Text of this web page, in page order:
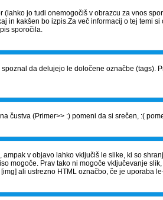
jo tudi onemogočiš v obrazcu za vnos
kakšen bo izpis.Za več informacij o tej temi
sporočila.
da delujejo le določene označbe
čustva (Primer>> :) pomeni da si srečen, :(
v objavo lahko vključiš le slike, ki so
mogoče. Prav tako ni mogoče vključevanje
ali ustrezno HTML označbo, če je uporaba